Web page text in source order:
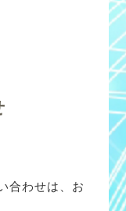
合わせは、お